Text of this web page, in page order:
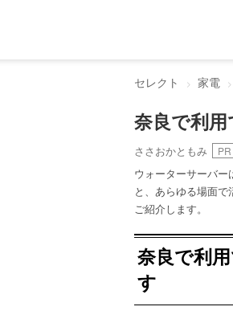
セレクト 家電
奈良で利
ささおかともみ PR
ウォーターサーバ
と、あらゆる場面
ご紹介します。
奈良で利
す